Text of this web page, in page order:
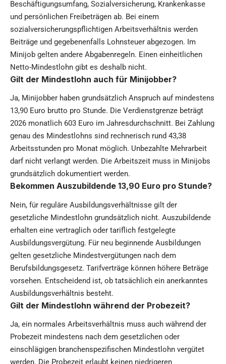
Beschäftigungsumfang, Sozialversicherung, Krankenkasse
und persönlichen Freibeträgen ab. Bei einem
sozialversicherungspflichtigen Arbeitsverhältnis werden
Beiträge und gegebenenfalls Lohnsteuer abgezogen. Im
Minijob gelten andere Abgabenregeln. Einen einheitlichen
Netto-Mindestlohn gibt es deshalb nicht.
Gilt der Mindestlohn auch für Minijobber?
Ja, Minijobber haben grundsätzlich Anspruch auf mindestens
13,90 Euro brutto pro Stunde. Die Verdienstgrenze beträgt
2026 monatlich 603 Euro im Jahresdurchschnitt. Bei Zahlung
genau des Mindestlohns sind rechnerisch rund 43,38
Arbeitsstunden pro Monat möglich. Unbezahlte Mehrarbeit
darf nicht verlangt werden. Die Arbeitszeit muss in Minijobs
grundsätzlich dokumentiert werden.
Bekommen Auszubildende 13,90 Euro pro Stunde?
Nein, für reguläre Ausbildungsverhältnisse gilt der
gesetzliche Mindestlohn grundsätzlich nicht. Auszubildende
erhalten eine vertraglich oder tariflich festgelegte
Ausbildungsvergütung. Für neu beginnende Ausbildungen
gelten gesetzliche Mindestvergütungen nach dem
Berufsbildungsgesetz. Tarifverträge können höhere Beträge
vorsehen. Entscheidend ist, ob tatsächlich ein anerkanntes
Ausbildungsverhältnis besteht.
Gilt der Mindestlohn während der Probezeit?
Ja, ein normales Arbeitsverhältnis muss auch während der
Probezeit mindestens nach dem gesetzlichen oder
einschlägigen branchenspezifischen Mindestlohn vergütet
werden. Die Probezeit erlaubt keinen niedrigeren